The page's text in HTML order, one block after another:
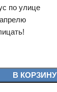
по улице
В КОРЗИНУ